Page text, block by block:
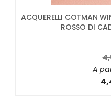
ACQUERELLI COTMAN
ROSSO DI
A